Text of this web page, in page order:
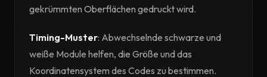
gekrümmten Oberflächen gedruckt wird.
Timing-Muster: Abwechselnde schwarze und
weiße Module helfen, die Größe und das
Koordinatensystem des Codes zu bestimmen.